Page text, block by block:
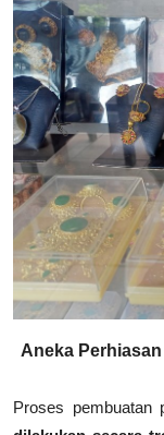
Aneka
Proses pembuatan